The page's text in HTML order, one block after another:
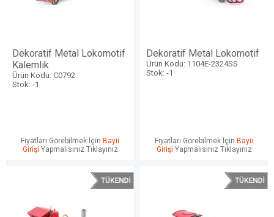
Dekoratif Metal Lokomotif
Kalemlik
Ürün Kodu: C0792
Stok: -1
Fiyatları Görebilmek İçin Bayii
Girişi Yapmalısınız Tıklayınız
Dekoratif Metal Lokomotif
Ürün Kodu: 1104E-2324SS
Stok: -1
Fiyatları Görebilmek İçin Bayii
Girişi Yapmalısınız Tıklayınız